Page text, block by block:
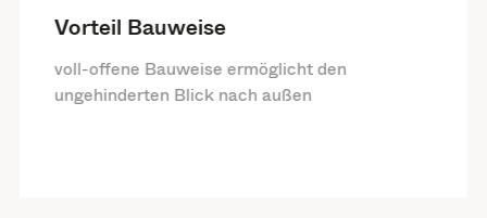
Vorteil Bauweise
voll-offene Bauweise ermöglicht den
ungehinderten Blick nach außen